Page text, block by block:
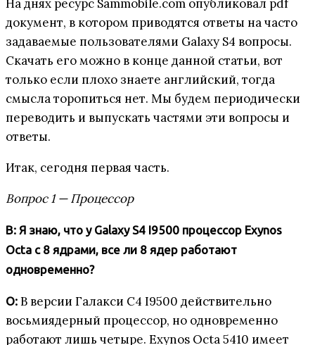
На днях ресурс Sammobile.com опубликовал pdf
документ, в котором приводятся ответы на часто
задаваемые пользователями Galaxy S4 вопросы.
Скачать его можно в конце данной статьи, вот
только если плохо знаете английский, тогда
смысла торопиться нет. Мы будем периодически
переводить и выпускать частями эти вопросы и
ответы.
Итак, сегодня первая часть.
Вопрос 1 — Процессор
В: Я знаю, что у Galaxy S4 I9500 процессор Exynos
Octa с 8 ядрами, все ли 8 ядер работают
одновременно?
О: В версии Галакси С4 I9500 действительно
восьмиядерный процессор, но одновременно
работают лишь четыре. Exynos Octa 5410 имеет